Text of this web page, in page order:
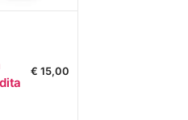
€ 15,00